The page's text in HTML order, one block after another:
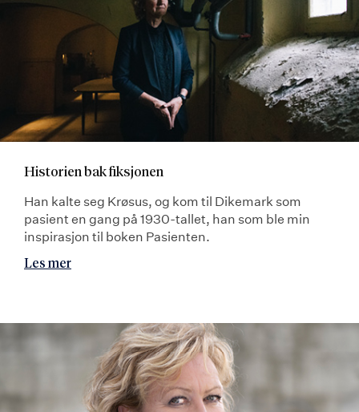
Historien bak fiksjonen
Han kalte seg Krøsus, og kom til Dikemark som
pasient en gang på 1930-tallet, han som ble min
inspirasjon til boken Pasienten.
Les mer